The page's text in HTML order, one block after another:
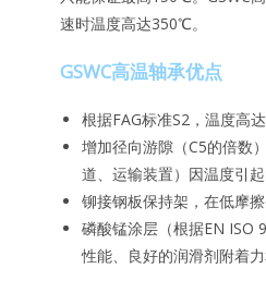
速时温度高达350℃。
GSWC高温轴承优点
根据FAG标准S2，温度高
增加径向游隙（C5的倍数
道、运输装置）因温度引起
铆接钢板保持架，在低摩
磷酸锰涂层（根据EN ISO
性能、良好的润滑剂附着力